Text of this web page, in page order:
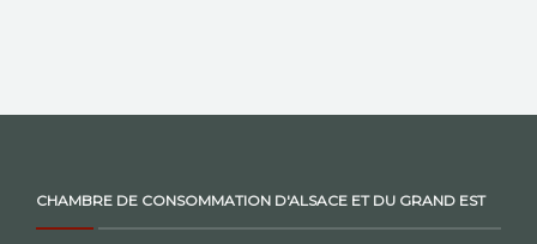
CHAMBRE DE CONSOMMATION D'ALSACE ET DU GRAND EST